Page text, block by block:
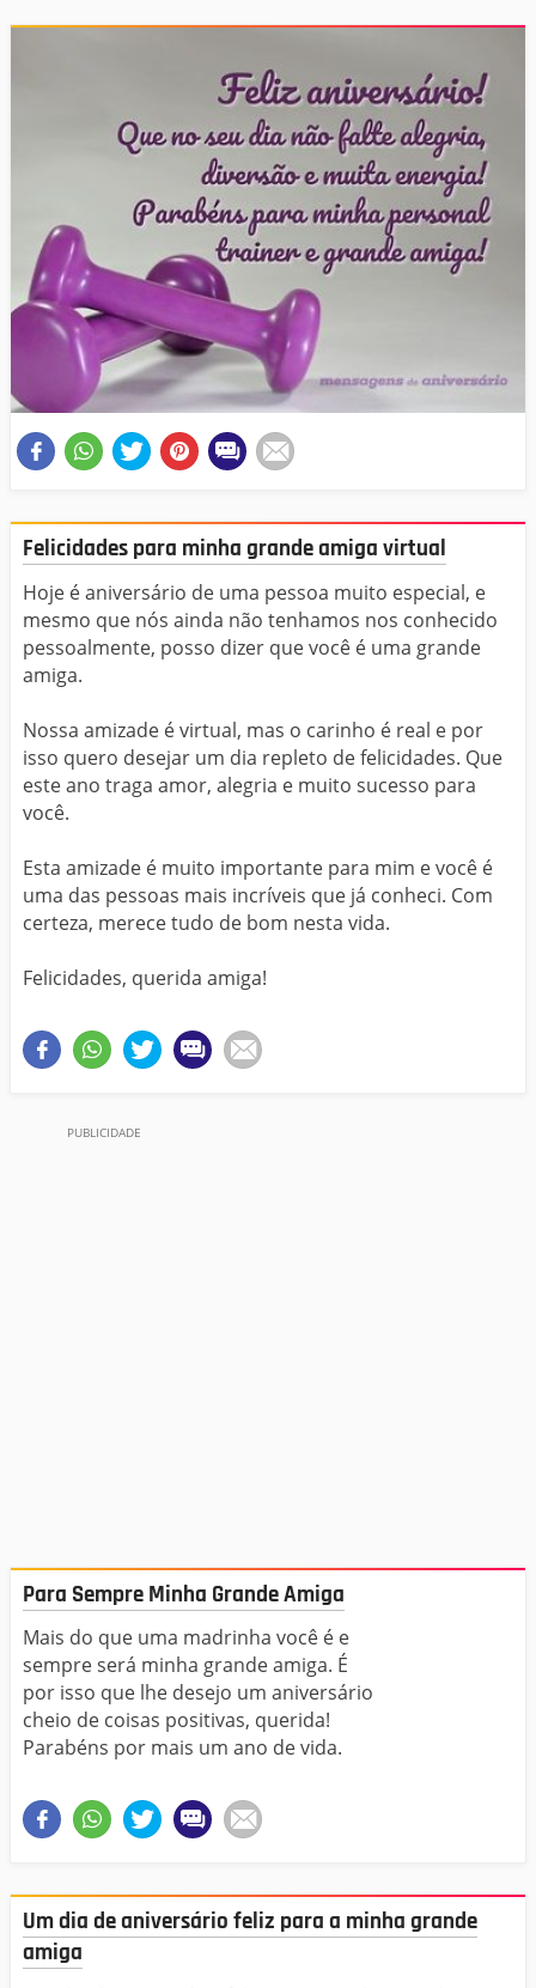
Felicidades para minha grande amiga virtual
Hoje é aniversário de uma pessoa muito especial, e
mesmo que nós ainda não tenhamos nos conhecido
pessoalmente, posso dizer que você é uma grande
amiga.
Nossa amizade é virtual, mas o carinho é real e por
isso quero desejar um dia repleto de felicidades. Que
este ano traga amor, alegria e muito sucesso para
você.
Esta amizade é muito importante para mim e você é
uma das pessoas mais incríveis que já conheci. Com
certeza, merece tudo de bom nesta vida.
Felicidades, querida amiga!
Para Sempre Minha Grande Amiga
Mais do que uma madrinha você é e
sempre será minha grande amiga. É
por isso que lhe desejo um aniversário
cheio de coisas positivas, querida!
Parabéns por mais um ano de vida.
Um dia de aniversário feliz para a minha grande
amiga